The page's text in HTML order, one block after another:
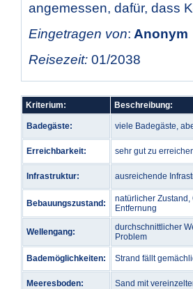
angemessen, dafür, dass
Eingetragen von: Anonym
Reisezeit: 01/2038
Kriterium: Beschreibung:
Badegäste: viele Badegäste,
Erreichbarkeit: sehr gut zu
Infrastruktur: ausreichende
Bebauungszustand:
natürlicher
Entfernung
Wellengang:
durchschnittlicher
Problem
Bademöglichkeiten: Strand fällt
Meeresboden: Sand mit